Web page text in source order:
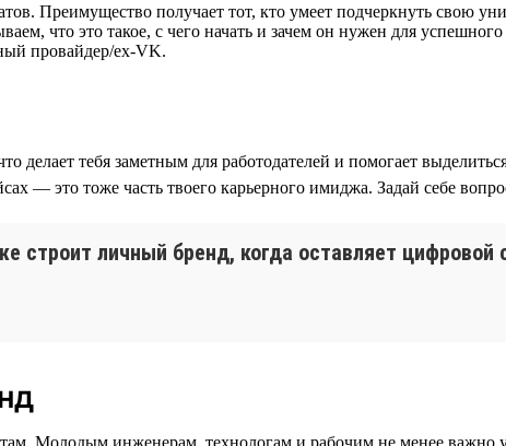
Преимущество получает тот, кто умеет подчеркнуть свою
что это такое, с чего начать и зачем он нужен для
провайдер/ex-VK.
тебя заметным для работодателей и помогает
— это тоже часть твоего карьерного имиджа. Задай себе
строит личный бренд, когда оставляет
Молодым инженерам, технологам и рабочим не менее важно